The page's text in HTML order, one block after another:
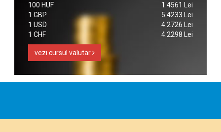
100 HUF
1.4561 Lei
1 GBP
5.4233 Lei
1 USD
4.2726 Lei
1 CHF
4.2298 Lei
vezi cursul valutar